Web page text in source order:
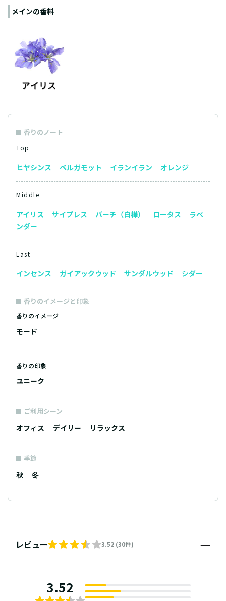
メインの香料
香りのノート
Top
ヒヤシンス ベルガモット イランイラン オレンジ
Middle
アイリス サイプレス バーチ（白樺） ロータス
ラベ
ンダー
Last
インセンス ガイアックウッド サンダルウッド シダー
香りのイメージと印象
香りのイメージ
モード
香りの印象
ユニーク
ご利用シーン
オフィス デイリー リラックス
季節
秋 冬
レビュー 3.52 (30件)
3.52